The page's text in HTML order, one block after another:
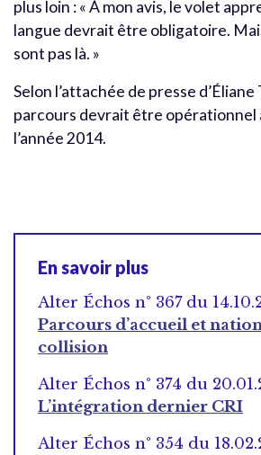
plus loin : « À mon avis, le volet
langue devrait être obligatoire.
sont pas là. »
Selon l’attachée de presse d’Éliane
parcours devrait être opérationnel
l’année 2014.
En savoir plus
Alter Échos n° 367 du
Parcours d’accueil et
collision
Alter Échos n° 374 du
L’intégration dernier CRI
Alter Échos n° 354 du